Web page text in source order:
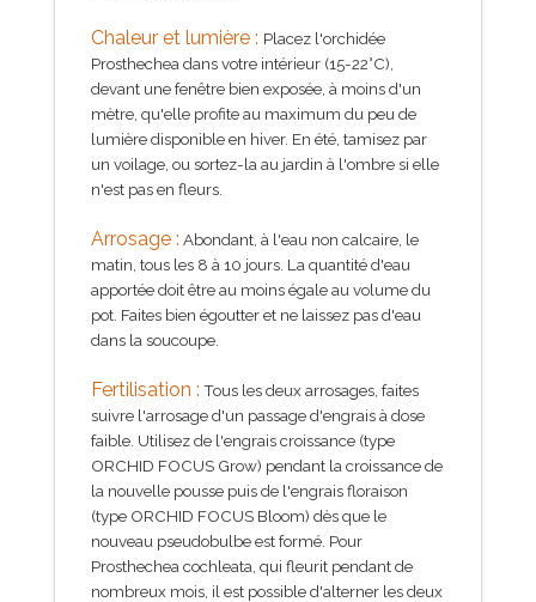
Chaleur et lumière : Placez l'orchidée
Prosthechea dans votre intérieur (15-22°C),
devant une fenêtre bien exposée, à moins d'un
mètre, qu'elle profite au maximum du peu de
lumière disponible en hiver. En été, tamisez par
un voilage, ou sortez-la au jardin à l'ombre si elle
n'est pas en fleurs.
Arrosage : Abondant, à l'eau non calcaire, le
matin, tous les 8 à 10 jours. La quantité d'eau
apportée doit être au moins égale au volume du
pot. Faites bien égoutter et ne laissez pas d'eau
dans la soucoupe.
Fertilisation : Tous les deux arrosages, faites
suivre l'arrosage d'un passage d'engrais à dose
faible. Utilisez de l'engrais croissance (type
ORCHID FOCUS Grow) pendant la croissance de
la nouvelle pousse puis de l'engrais floraison
(type ORCHID FOCUS Bloom) dès que le
nouveau pseudobulbe est formé. Pour
Prosthechea cochleata, qui fleurit pendant de
nombreux mois, il est possible d'alterner les deux